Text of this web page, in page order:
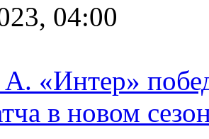
04:00
«Интер»
в новом